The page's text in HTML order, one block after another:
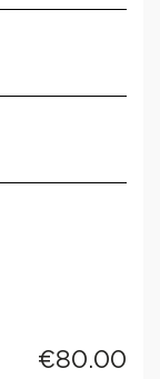
€80.00